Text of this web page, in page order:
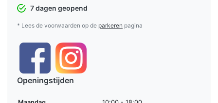
7 dagen geopend
* Lees de voorwaarden op de parkeren pagina
Openingstijden